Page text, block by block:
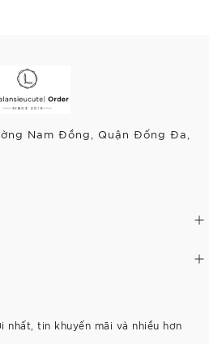
Nam Đồng, Quận Đống Đa,
nhất, tin khuyến mãi và nhiều hơn